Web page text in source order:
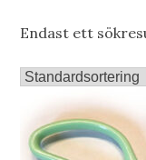
Endast ett